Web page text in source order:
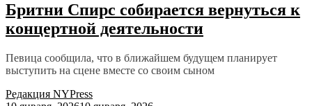
Бритни Спирс собирается вернуться к
концертной деятельности
Певица сообщила, что в ближайшем будущем планирует
выступить на сцене вместе со своим сыном
Редакция NYPress